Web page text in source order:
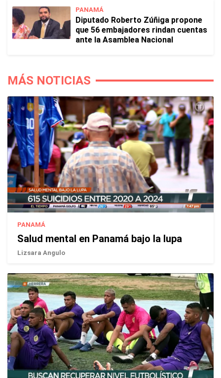
PANAMÁ
Diputado Roberto Zúñiga propone
que 56 embajadores rindan cuentas
ante la Asamblea Nacional
MÁS NOTICIAS
PANAMÁ
Salud mental en Panamá bajo la lupa
Lizsara Angulo